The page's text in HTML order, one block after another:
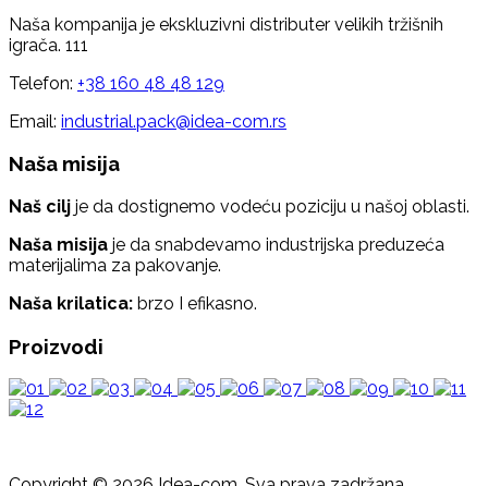
Naša kompanija je ekskluzivni distributer velikih tržišnih
igrača. 111
Telefon: +38 160 48 48 129
Email: industrial.pack@idea-com.rs
Naša misija
Naš cilj je da dostignemo vodeću poziciju u našoj oblasti.
Naša misija je da snabdevamo industrijska preduzeća
materijalima za pakovanje.
Naša krilatica: brzo I efikasno.
Proizvodi